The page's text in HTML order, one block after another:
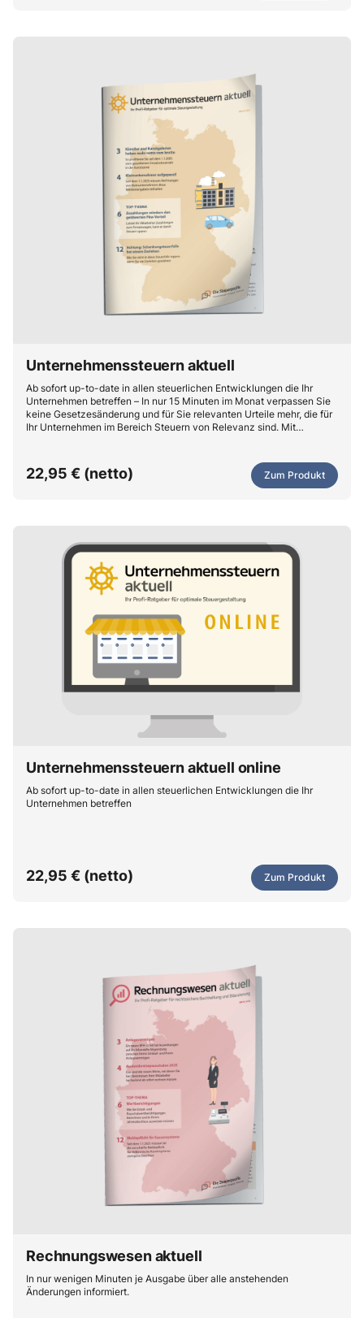
Unternehmenssteuern aktuell
Ab sofort up-to-date in allen steuerlichen Entwicklungen die Ihr
Unternehmen betreffen – In nur 15 Minuten im Monat verpassen Sie
keine Gesetzesänderung und für Sie relevanten Urteile mehr, die für
Ihr Unternehmen im Bereich Steuern von Relevanz sind. Mit
22,95 € (netto) Zum Produkt
Unternehmenssteuern aktuell online
Ab sofort up-to-date in allen steuerlichen Entwicklungen die Ihr
Unternehmen betreffen
22,95 € (netto) Zum Produkt
Rechnungswesen aktuell
In nur wenigen Minuten je Ausgabe über alle anstehenden
Änderungen informiert.